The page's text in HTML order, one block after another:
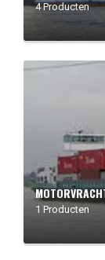
4 Producten
1 Producten